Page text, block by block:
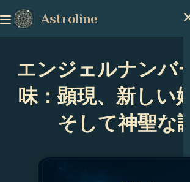
Astroline
エンジェルナンバー
味：顕現、新しい
そして神聖な